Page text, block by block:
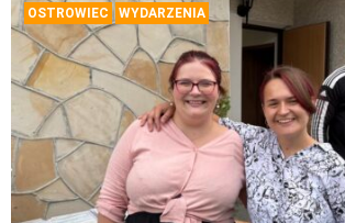
OSTROWIEC WYDARZENIA